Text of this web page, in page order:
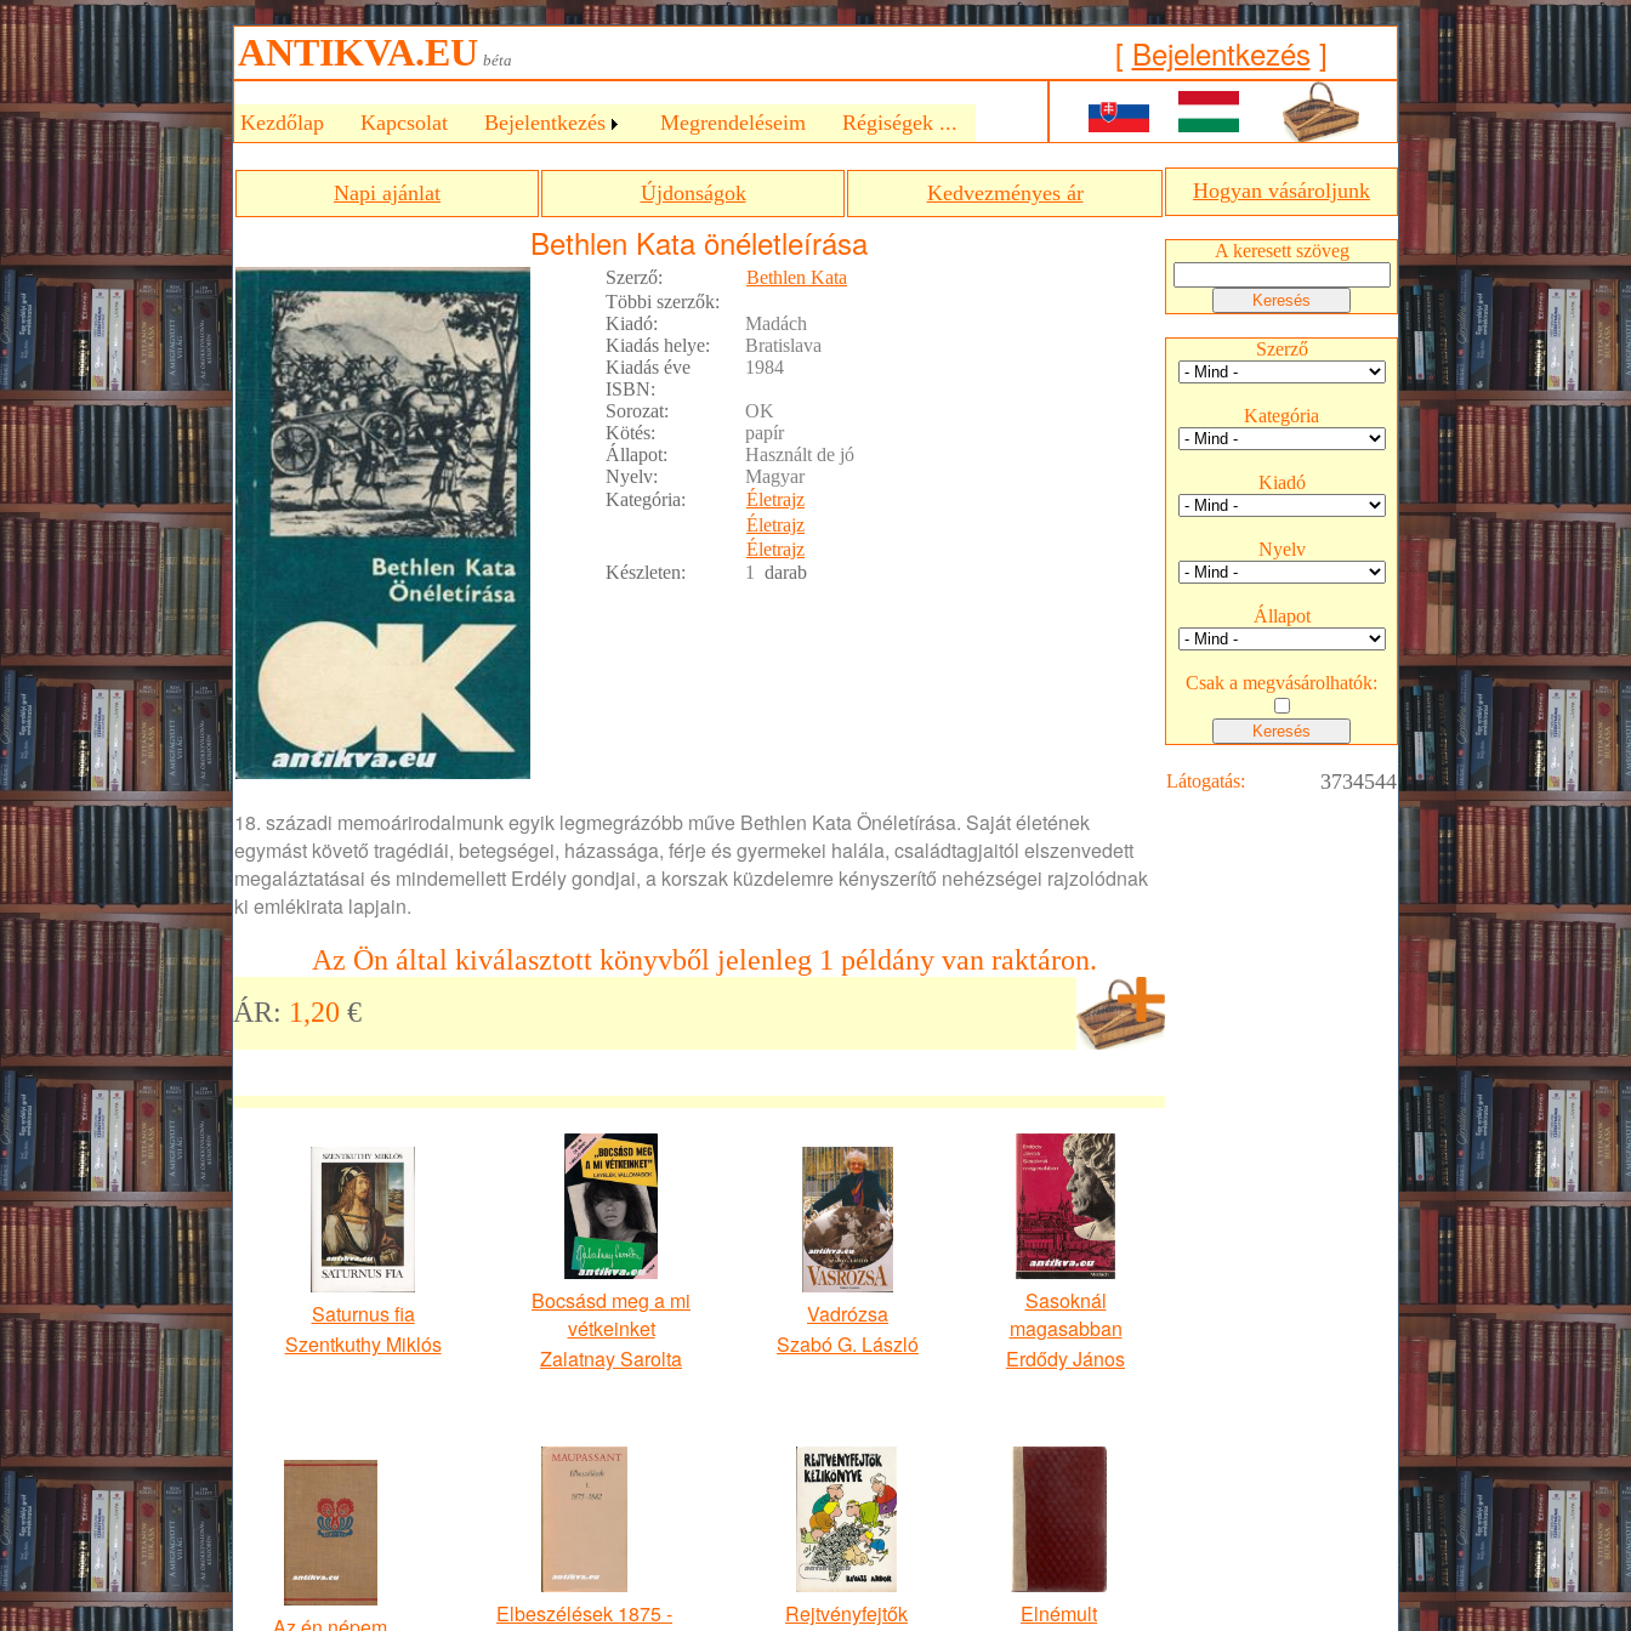
ANTIKVA.EU béta [ Bejelentkezés ]
Kezdőlap Kapcsolat Bejelentkezés Megrendeléseim Régiségek ...
Napi ajánlat Újdonságok Kedvezményes ár
Bethlen Kata önéletleírása
Szerző:
Bethlen Kata
Többi szerzők:
Kiadó:
Madách
Kiadás helye:
Bratislava
Kiadás éve
1984
ISBN:
Sorozat:
OK
Kötés:
papír
Állapot:
Használt de jó
Nyelv:
Magyar
Kategória:
Életrajz
Életrajz
Életrajz
Készleten:
1 darab
18. századi memoárirodalmunk egyik legmegrázóbb műve Bethlen Kata Önéletírása. Saját életének
egymást követő tragédiái, betegségei, házassága, férje és gyermekei halála, családtagjaitól elszenvedett
megaláztatásai és mindemellett Erdély gondjai, a korszak küzdelemre kényszerítő nehézségei rajzolódnak
ki emlékirata lapjain.
Az Ön által kiválasztott könyvből jelenleg 1 példány van raktáron.
ÁR: 1,20 €
Saturnus fia
Szentkuthy Miklós
Bocsásd meg a mi
vétkeinket
Zalatnay Sarolta
Vadrózsa
Szabó G. László
Sasoknál
magasabban
Erdődy János
Elbeszélések 1875 -
Rejtvényfejtők
Elnémult
Hogyan vásároljunk
A keresett szöveg
Szerző
Kategória
Kiadó
Nyelv
Állapot
Csak a megvásárolhatók:
Látogatás: 3734544